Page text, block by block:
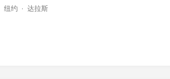
纽约 · 达拉斯